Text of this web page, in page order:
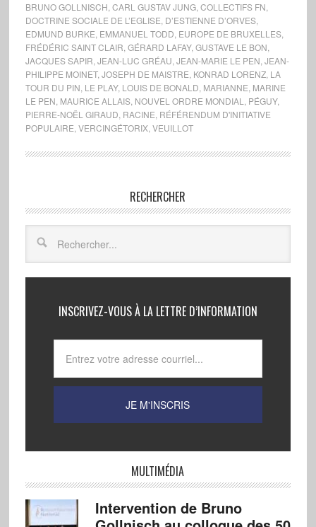
BRUNO GOLLNISCH CARL GUSTAV JUNG, COLLECTIFS FN
DOCTRINE SOCIALE DE L’EGLISE D’ESTIENNE D’ORVES,
EDMUND BURKE EMMANUEL TODD EUROPE DE BRUXELLES,
FRÉDÉRIC SAINT CLAIR GÉRARD LAFAY, GUSTAVE LE BON
JACQUES SAPIR JEAN-LUC GRÉAU JEAN-MARIE LE PEN JEAN-
PHILIPPE MOINET, JOSEPH DE MAISTRE KONRAD LORENZ, LA
TOUR DU PIN LE PLAY, LOUIS DE BONALD MARIANNE MARINE
LE PEN MAURICE ALLAIS, NOUVEL ORDRE MONDIAL PÉGUY,
PIERRE-NOËL GIRAUD RACINE RÉFÉRENDUM D'INITIATIVE
POPULAIRE VERCINGÉTORIX, VEUILLOT
RECHERCHER
INSCRIVEZ-VOUS À LA LETTRE D’INFORMATION
MULTIMÉDIA
Intervention de Bruno